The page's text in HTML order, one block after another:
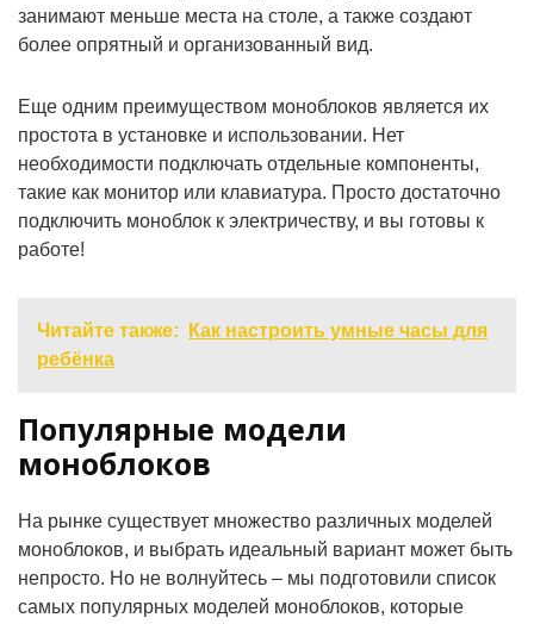
занимают меньше места на столе, а также создают
более опрятный и организованный вид.
Еще одним преимуществом моноблоков является их
простота в установке и использовании. Нет
необходимости подключать отдельные компоненты,
такие как монитор или клавиатура. Просто достаточно
подключить моноблок к электричеству, и вы готовы к
работе!
Читайте также:
Как настроить умные часы для
ребёнка
Популярные модели
моноблоков
На рынке существует множество различных моделей
моноблоков, и выбрать идеальный вариант может быть
непросто. Но не волнуйтесь – мы подготовили список
самых популярных моделей моноблоков, которые